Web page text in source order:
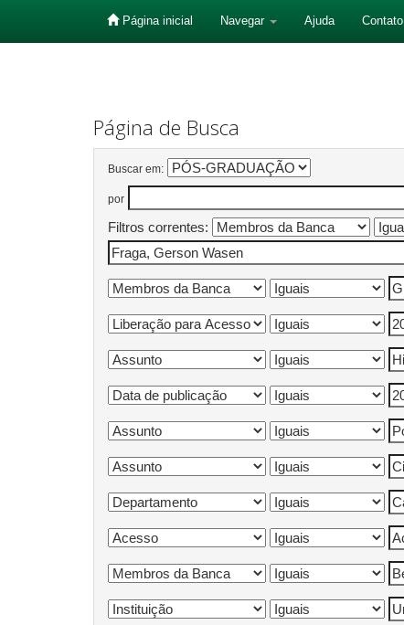
Página inicial Navegar Ajuda Contato
Página de Busca
Buscar em:
por
Filtros correntes: